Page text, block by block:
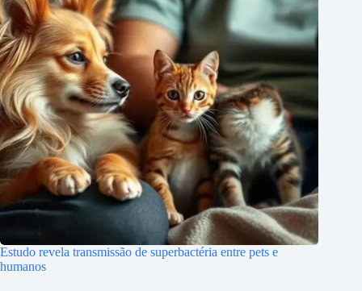
Estudo revela transmissão de superbactéria entre pets e
humanos